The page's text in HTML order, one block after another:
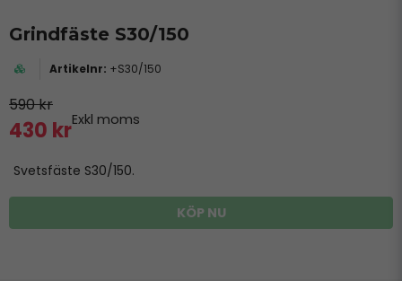
Grindfäste S30/150
+S30/150
590 kr
430 krExkl moms
Svetsfäste S30/150.
KÖP NU